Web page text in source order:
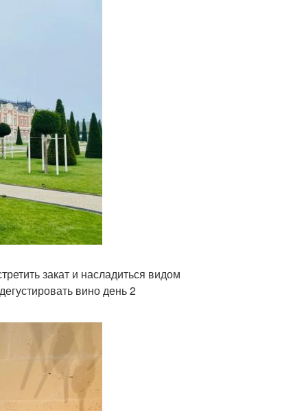
закат и насладиться видом
вино день 2